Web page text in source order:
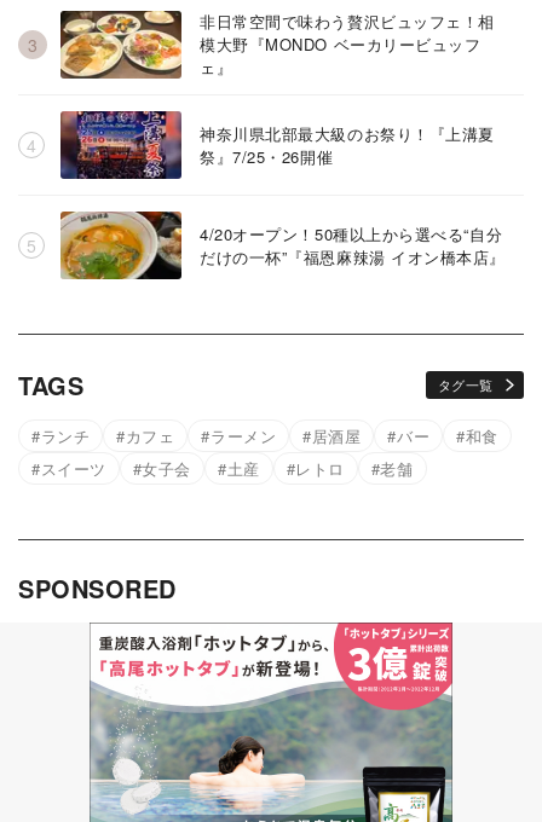
非日常空間で味わう贅沢ビュッフェ！相
模大野『MONDO ベーカリービュッフ
ェ』
神奈川県北部最大級のお祭り！『上溝夏
祭』7/25・26開催
4/20オープン！50種以上から選べる“自分
だけの一杯”『福恩麻辣湯 イオン橋本店』
TAGS タグ一覧
ランチ カフェ ラーメン 居酒屋 バー
和食
スイーツ
女子会 土産 レトロ 老舗
SPONSORED